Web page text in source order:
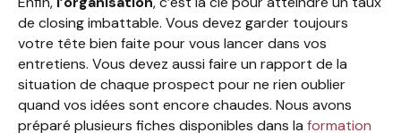
de closing imbattable. Vous devez garder toujours
votre tête bien faite pour vous lancer dans vos
entretiens. Vous devez aussi faire un rapport de la
situation de chaque prospect pour ne rien oublier
quand vos idées sont encore chaudes. Nous avons
préparé plusieurs fiches disponibles dans la formation